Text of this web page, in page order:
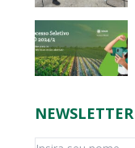
NEWSLETTER